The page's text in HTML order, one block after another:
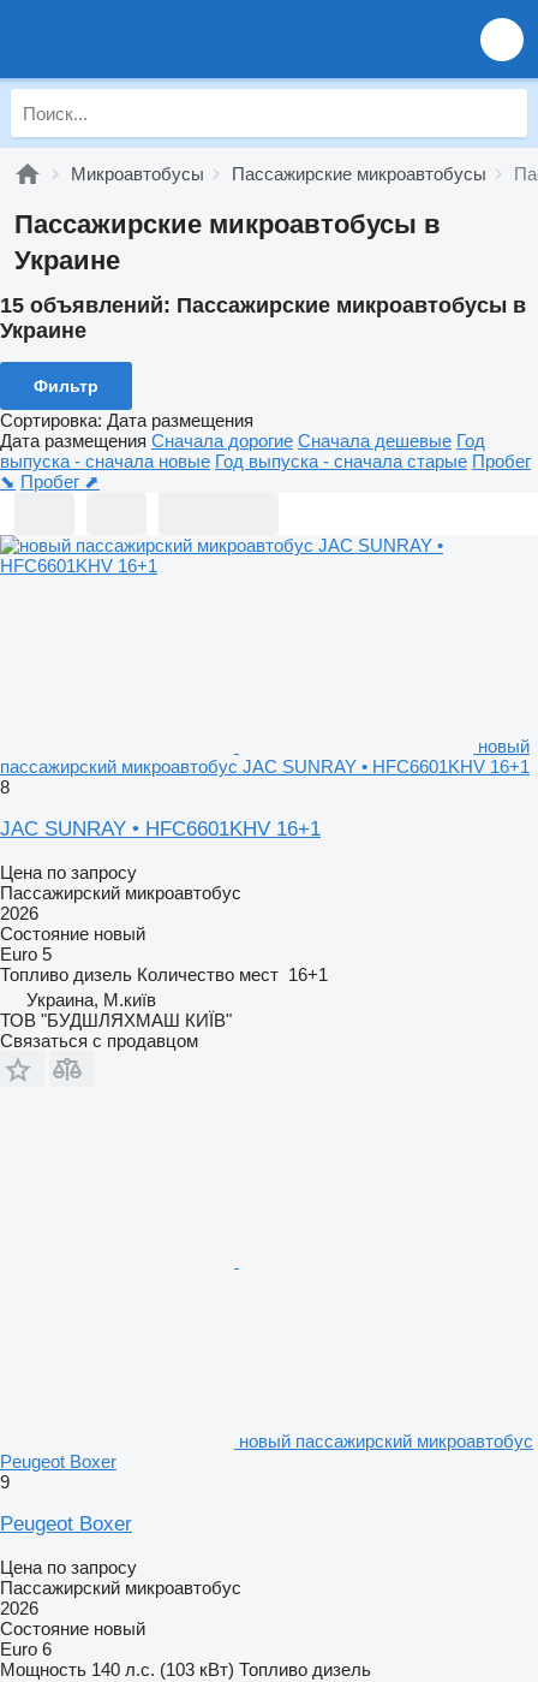
Микроавтобусы Пассажирские микроавтобусы
Пассажирские микроавтобусы в
Украине
15 объявлений: Пассажирские микроавтобусы в
Украине
Фильтр
Сортировка: Дата размещения
Дата размещения Сначала дорогие Сначала дешевые Год
выпуска - сначала новые Год выпуска - сначала старые Пробег
⬊ Пробег ⬈
новый
пассажирский микроавтобус JAC SUNRAY • HFC6601KHV 16+1
8
JAC SUNRAY • HFC6601KHV 16+1
Цена по запросу
Пассажирский микроавтобус
2026
Состояние новый
Euro 5
Топливо дизель Количество мест 16+1
Украина, М.київ
ТОВ "БУДШЛЯХМАШ КИЇВ"
Связаться с продавцом
новый пассажирский микроавтобус
Peugeot Boxer
9
Peugeot Boxer
Цена по запросу
Пассажирский микроавтобус
2026
Состояние новый
Euro 6
Мощность 140 л.с. (103 кВт) Топливо дизель